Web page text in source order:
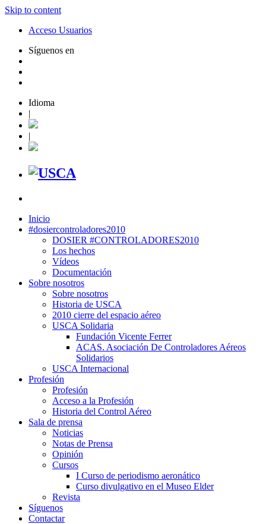
Skip to content
Acceso Usuarios
Síguenos en
Idioma
|
|
Inicio
#dosiercontroladores2010
DOSIER #CONTROLADORES2010
Los hechos
Vídeos
Documentación
Sobre nosotros
Sobre nosotros
Historia de USCA
2010 cierre del espacio aéreo
USCA Solidaria
Fundación Vicente Ferrer
ACAS. Asociación De Controladores Aéreos
Solidarios
USCA Internacional
Profesión
Profesión
Acceso a la Profesión
Historia del Control Aéreo
Sala de prensa
Noticias
Notas de Prensa
Opinión
Cursos
I Curso de periodismo aeronático
Curso divulgativo en el Museo Elder
Revista
Síguenos
Contactar